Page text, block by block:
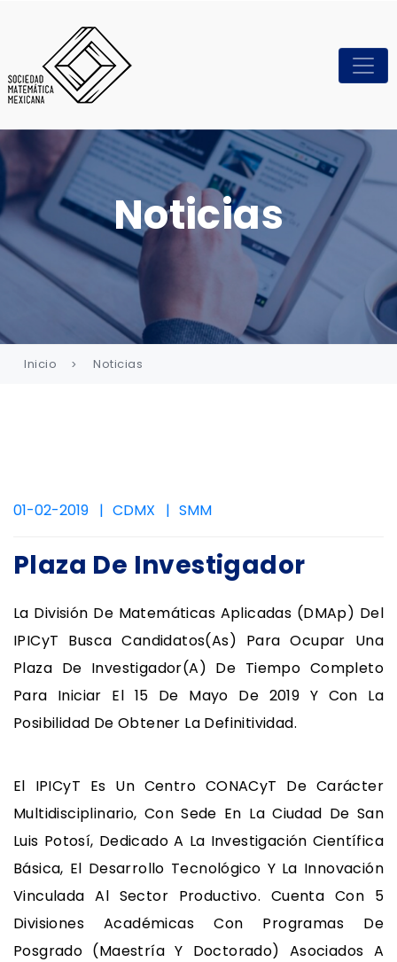
Noticias
Inicio Noticias
01-02-2019 CDMX SMM
Plaza De Investigador
La División De Matemáticas Aplicadas (DMAp) Del
IPICyT Busca Candidatos(as) Para Ocupar Una
Plaza De Investigador(a) De Tiempo Completo
Para Iniciar El 15 De Mayo De 2019 Y Con La
Posibilidad De Obtener La Definitividad.
El IPICyT Es Un Centro CONACyT De Carácter
Multidisciplinario, Con Sede En La Ciudad De San
Luis Potosí, Dedicado A La Investigación Científica
Básica, El Desarrollo Tecnológico Y La Innovación
Vinculada Al Sector Productivo. Cuenta Con 5
Divisiones Académicas Con Programas De
Posgrado (maestría Y Doctorado) Asociados A